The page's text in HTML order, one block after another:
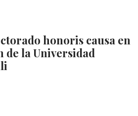
honoris causa en
la Universidad